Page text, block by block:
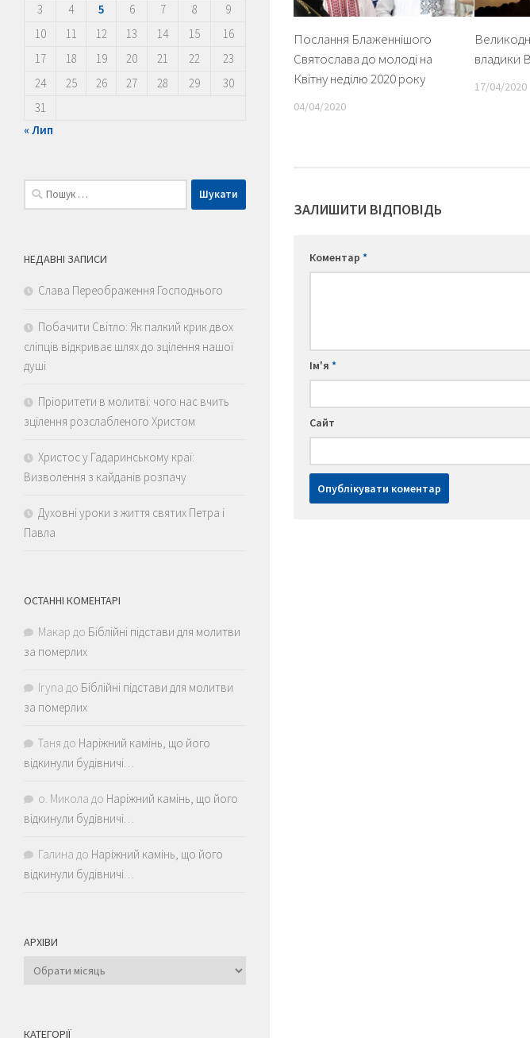
Послання Блаженнішого
Святослава до молоді на
Квітну неділю 2020 року
04/04/2020
владики
17/04/2020
ЗАЛИШИТИ ВІДПОВІДЬ
Коментар *
Ім'я *
Сайт
3
4 5 6 7 8
9
10
11 12 13 14 15
16
17
18 19 20 21 22
23
24
25 26 27 28 29
30
31
« Лип
Пошук:
НЕДАВНІ ЗАПИСИ
Слава Переображення Господнього
Побачити Світло: Як палкий крик двох
сліпців відкриває шлях до зцілення нашої
душі
Пріоритети в молитві: чого нас вчить
зцілення розслабленого Христом
Христос у Гадаринському краї:
Визволення з кайданів розпачу
Духовні уроки з життя святих Петра і
Павла
ОСТАННІ КОМЕНТАРІ
Макар до Біблійні підстави для молитви
за померлих
Iryna до Біблійні підстави для молитви
за померлих
Таня до Наріжний камінь, що його
відкинули будівничі…
о. Микола до Наріжний камінь, що його
відкинули будівничі…
Галина до Наріжний камінь, що його
відкинули будівничі…
АРХІВИ
Архіви
КАТЕГОРІЇ